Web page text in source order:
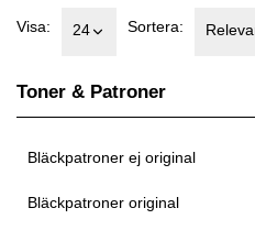
Toner & Patroner
Bläckpatroner ej original
Bläckpatroner original
Visa: 24 Sortera: